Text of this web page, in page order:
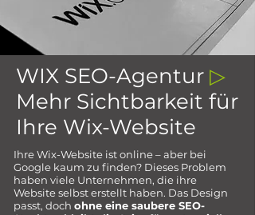
WIX SEO-Agentur ▷
Mehr Sichtbarkeit für
Ihre Wix-Website
Ihre Wix-Website ist online – aber bei
Google kaum zu finden? Dieses Problem
haben viele Unternehmen, die ihre
Website selbst erstellt haben. Das Design
passt, doch ohne eine saubere SEO-